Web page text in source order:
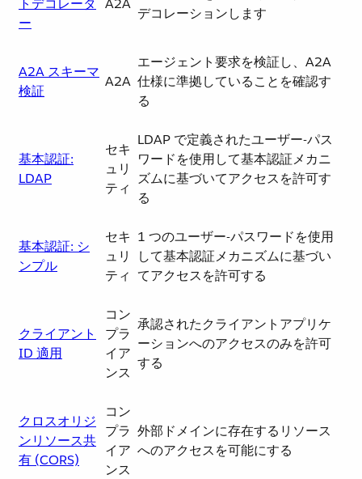
トデコレータ
ー
A2A
デコレーションします
A2A スキーマ
検証
A2A
エージェント要求を検証し、A2A
仕様に準拠していることを確認す
る
基本認証:
LDAP
セキ
ュリ
ティ
LDAP で定義されたユーザー-パス
ワードを使用して基本認証メカニ
ズムに基づいてアクセスを許可す
る
基本認証: シ
ンプル
セキ
ュリ
ティ
1 つのユーザー-パスワードを使用
して基本認証メカニズムに基づい
てアクセスを許可する
クライアント
ID 適用
コン
プラ
イア
ンス
承認されたクライアントアプリケ
ーションへのアクセスのみを許可
する
クロスオリジ
ンリソース共
有 (CORS)
コン
プラ
イア
ンス
外部ドメインに存在するリソース
へのアクセスを可能にする